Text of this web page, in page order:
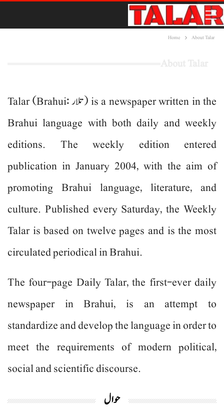
Home About Talar
Talar (Brahui: تلار‎) is a newspaper written in the
Brahui language with both daily and weekly
editions. The weekly edition entered
publication in January 2004, with the aim of
promoting Brahui language, literature, and
culture. Published every Saturday, the Weekly
Talar is based on twelve pages and is the most
circulated periodical in Brahui.
The four-page Daily Talar, the first-ever daily
newspaper in Brahui, is an attempt to
standardize and develop the language in order to
meet the requirements of modern political,
social and scientific discourse.
حوال